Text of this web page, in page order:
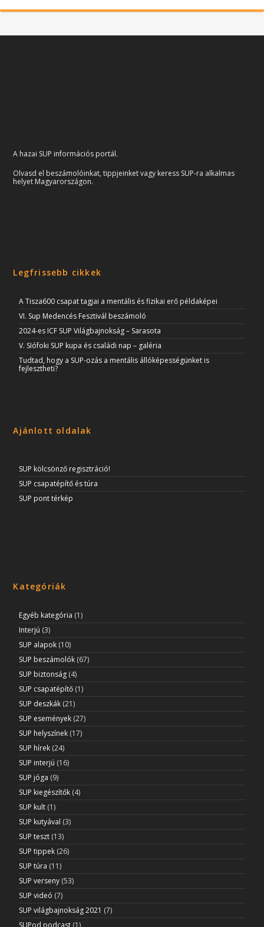
A hazai SUP információs portál.
Olvasd el beszámolóinkat, tippjeinket vagy keress SUP-ra alkalmas
helyet Magyarországon.
Legfrissebb cikkek
A Tisza600 csapat tagjai a mentális és fizikai erő példaképei
VI. Sup Medencés Fesztivál beszámoló
2024-es ICF SUP Világbajnokság – Sarasota
V. SIófoki SUP kupa és családi nap – galéria
Tudtad, hogy a SUP-ozás a mentális állóképességünket is
fejlesztheti?
Ajánlott oldalak
SUP kölcsönző regisztráció!
SUP csapatépítő és túra
SUP pont térkép
Kategóriák
Egyéb kategória (1)
Interjú (3)
SUP alapok (10)
SUP beszámolók (67)
SUP biztonság (4)
SUP csapatépítő (1)
SUP deszkák (21)
SUP események (27)
SUP helyszínek (17)
SUP hírek (24)
SUP interjú (16)
SUP jóga (9)
SUP kiegészítők (4)
SUP kult (1)
SUP kutyával (3)
SUP teszt (13)
SUP tippek (26)
SUP túra (11)
SUP verseny (53)
SUP videó (7)
SUP világbajnokság 2021 (7)